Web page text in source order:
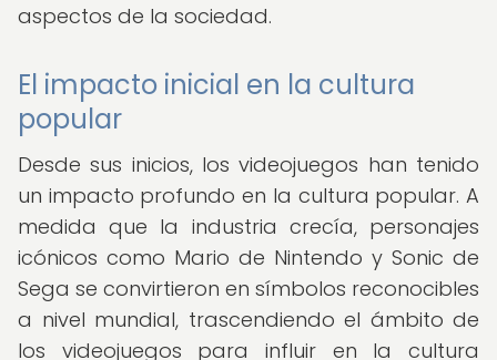
aspectos de la sociedad.
El impacto inicial en la cultura
popular
Desde sus inicios, los videojuegos han tenido
un impacto profundo en la cultura popular. A
medida que la industria crecía, personajes
icónicos como Mario de Nintendo y Sonic de
Sega se convirtieron en símbolos reconocibles
a nivel mundial, trascendiendo el ámbito de
los videojuegos para influir en la cultura